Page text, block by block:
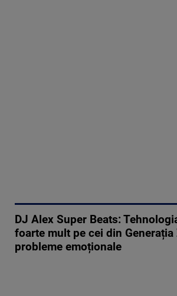
DJ Alex Super Beats:
foarte mult pe cei din Generația
probleme emoționale